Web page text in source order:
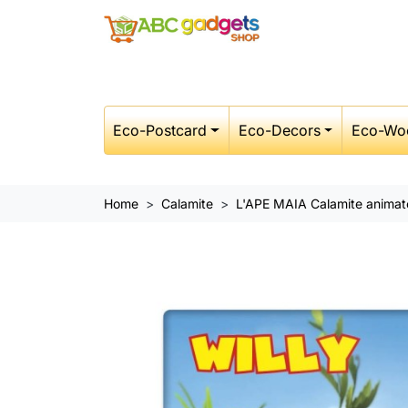
Eco-Postcard Eco-Decors Eco-
Home Calamite L'APE MAIA Calamite